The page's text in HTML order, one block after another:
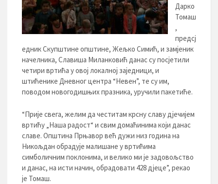
Дарко
Томаш
,
предсј
едник Скупштине општине, Жељко Симић, и замјеник
начелника, Славиша Миланковић данас су посјетили
четири вртића у овој локалној заједници, и
штићенике Дневног центра “Невен”, те су им,
поводом новогодишњих празника, уручили пакетиће.
“Прије свега, желим да честитам крсну славу дјечијем
вртићу „Наша радост“ и свим домаћинима који данас
славе. Општина Прњавор већ дужи низ година на
Никољдан обрадује малишане у вртићима
симболичним поклонима, и велико ми је задовољство
и данас, на исти начин, обрадовати 428 дјеце”, рекао
је Томаш.